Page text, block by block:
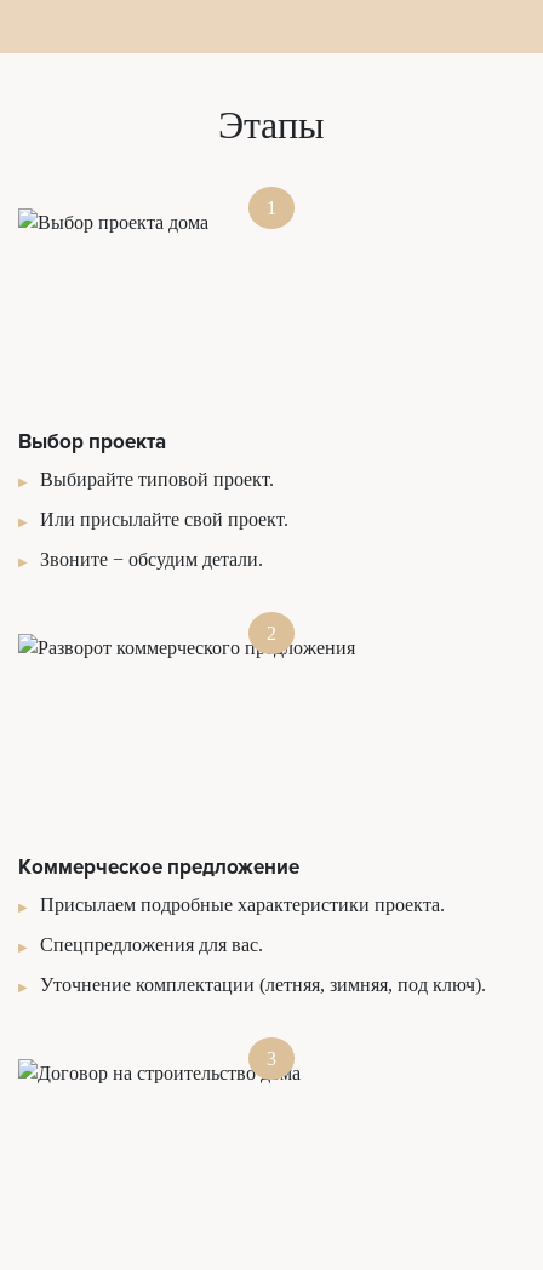
Этапы
1
Выбор проекта
Выбирайте типовой проект.
Или присылайте свой проект.
Звоните − обсудим детали.
2
Коммерческое предложение
Присылаем подробные характеристики проекта.
Спецпредложения для вас.
Уточнение комплектации (летняя, зимняя, под ключ).
3